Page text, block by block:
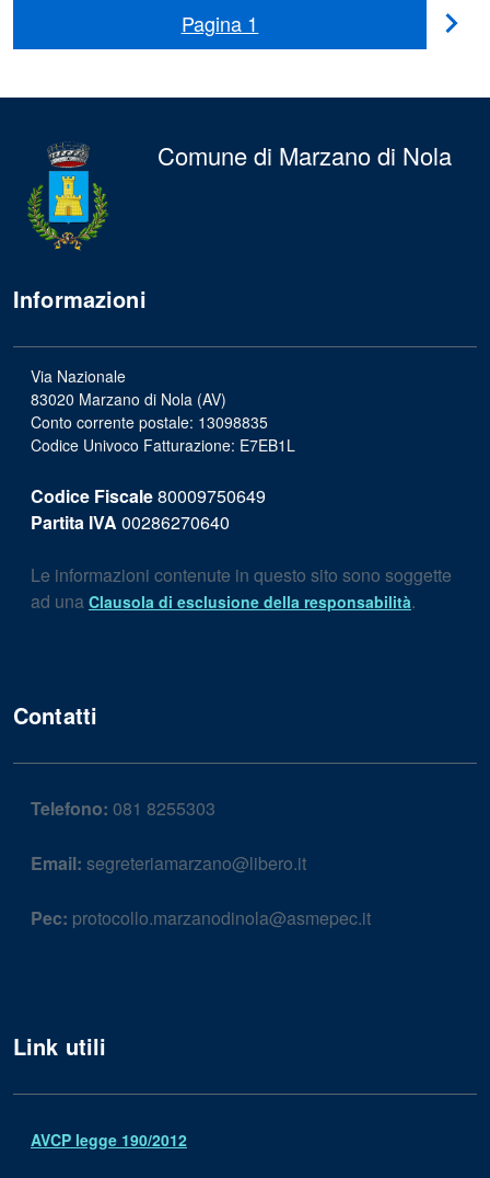
Pagina 1
Comune di Marzano di Nola
Informazioni
Via Nazionale
83020 Marzano di Nola (AV)
Conto corrente postale: 13098835
Codice Univoco Fatturazione: E7EB1L
Codice Fiscale80009750649
Partita IVA 00286270640
Le informazioni contenute in questo sito sono soggette
ad una Clausola di esclusione della responsabilità.
Contatti
Telefono: 081 8255303
Email: segreteriamarzano@libero.it
Pec: protocollo.marzanodinola@asmepec.it
Link utili
AVCP legge 190/2012